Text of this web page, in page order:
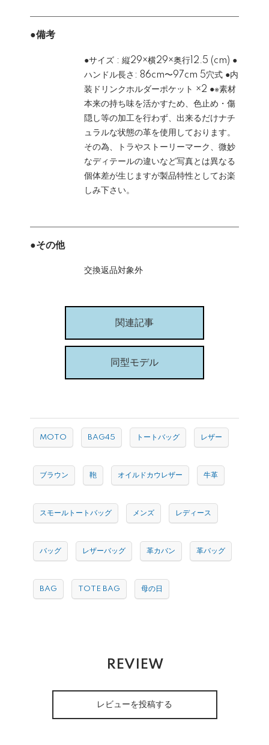
●備考
●サイズ : 縦29×横29×奥行12.5 (cm) ●
ハンドル長さ: 86cm〜97cm 5穴式 ●内
装ドリンクホルダーポケット ×2 ●※素材
本来の持ち味を活かすため、色止め・傷
隠し等の加工を行わず、出来るだけナチ
ュラルな状態の革を使用しております。
その為、トラやストーリーマーク、微妙
なディテールの違いなど写真とは異なる
個体差が生じますが製品特性としてお楽
しみ下さい。
●その他
交換返品対象外
関連記事
同型モデル
MOTO BAG45 トートバッグ レザー
ブラウン 鞄 オイルドカウレザー 牛革
スモールトートバッグ メンズ レディース
バッグ レザーバッグ 革カバン 革バッグ
BAG TOTE BAG 母の日
REVIEW
レビューを投稿する